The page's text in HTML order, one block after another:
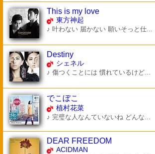
This is my love
東方神起
♪ 叶わない 届かない 願いそっと仕...
Destiny
シェネル
♪ 傷つくことには 慣れているけど...
でこぼこ
植村花菜
♪ 完璧な人なんていないね どんな...
DEAR FREEDOM
ACIDMAN